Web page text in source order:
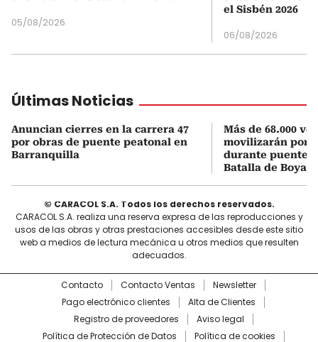
05/08/2026
el Sisbén 2026
06/08/2026
Últimas Noticias
Anuncian cierres en la carrera 47
por obras de puente peatonal en
Barranquilla
Más de 68.000
movilizarán por
durante puente
Batalla de Boyacá
© CARACOL S.A. Todos los derechos reservados.
CARACOL S.A. realiza una reserva expresa de las reproducciones y
usos de las obras y otras prestaciones accesibles desde este sitio
web a medios de lectura mecánica u otros medios que resulten
adecuados.
Contacto Contacto Ventas
Newsletter
Pago electrónico clientes
Alta de Clientes
Registro de proveedores
Aviso legal
Política de Protección de Datos
Política de cookies